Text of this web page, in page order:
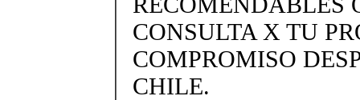
CONSULTA X TU
COMPROMISO
CHILE.